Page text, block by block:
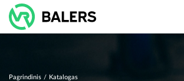
Skip
content
Pagrindinis / Katalogas